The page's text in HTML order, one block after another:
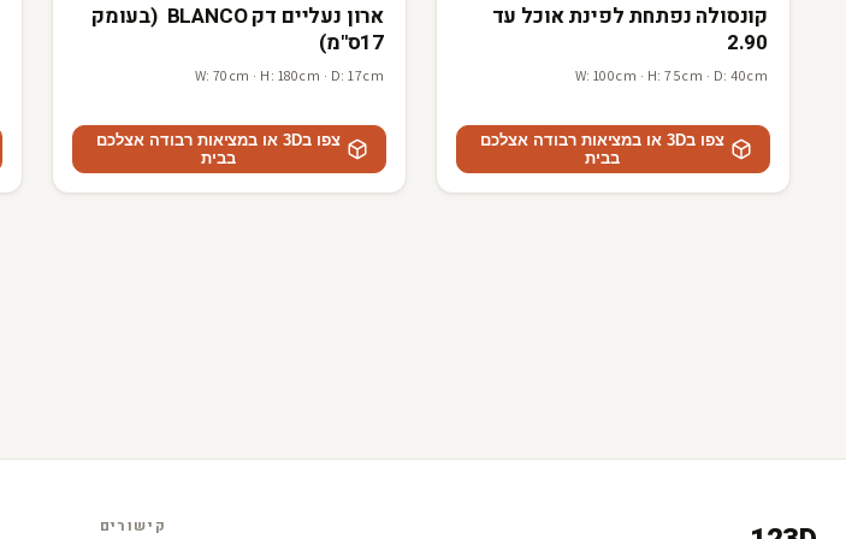
קונסולה נפתחת לפינת אוכל עד
2.90
W: 100cm · H: 75cm · D: 40cm
צפו ב3D או במציאות רבודה אצלכם
בבית
ארון נעליים דק BLANCO (בעומק
17ס"מ)
W: 70cm · H: 180cm · D: 17cm
צפו ב3D או במציאות רבודה אצלכם
בבית
קישורים